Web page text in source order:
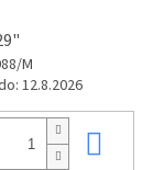
M
12.8.2026